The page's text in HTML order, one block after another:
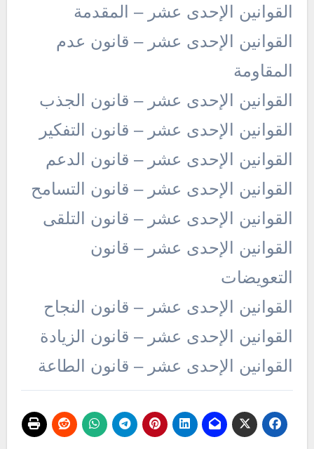
القوانين الإحدى عشر – المقدمة
القوانين الإحدى عشر – قانون عدم
المقاومة
القوانين الإحدى عشر – قانون الجذب
القوانين الإحدى عشر – قانون التفكير
القوانين الإحدى عشر – قانون الدعم
القوانين الإحدى عشر – قانون التسامح
القوانين الإحدى عشر – قانون التلقى
القوانين الإحدى عشر – قانون
التعويضات
القوانين الإحدى عشر – قانون النجاح
القوانين الإحدى عشر – قانون الزيادة
القوانين الإحدى عشر – قانون الطاعة